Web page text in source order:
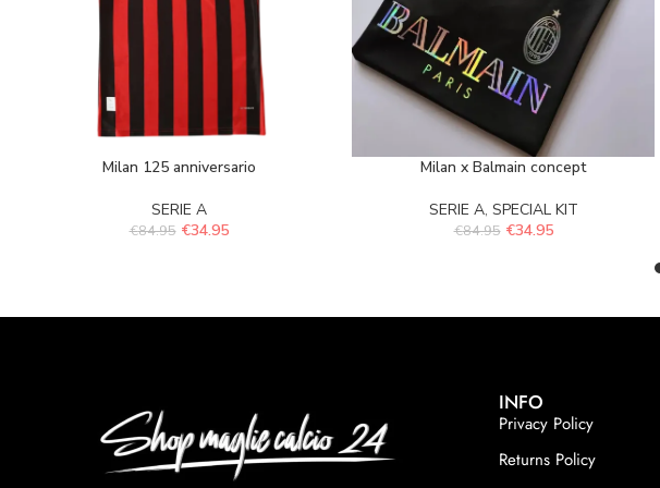
Milan 125 anniversario
SERIE A
€84.95 €34.95
Milan x Balmain concept
SERIE A, SPECIAL KIT
€84.95 €34.95
INFO
Privacy Policy
Returns Policy